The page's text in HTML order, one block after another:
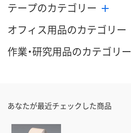
テープのカテゴリー
オフィス用品のカテゴリー
作業・研究用品のカテゴリー
あなたが最近チェックした商品